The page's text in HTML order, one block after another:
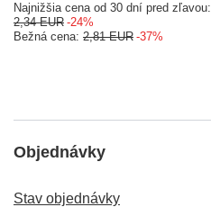
Najnižšia cena od 30 dní pred zľavou:
2,34 EUR -24%
Bežná cena: 2,81 EUR -37%
Objednávky
Stav objednávky